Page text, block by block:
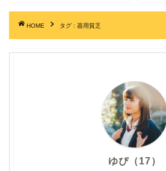
HOME タグ : 器用貧乏
ゆぴ（17）